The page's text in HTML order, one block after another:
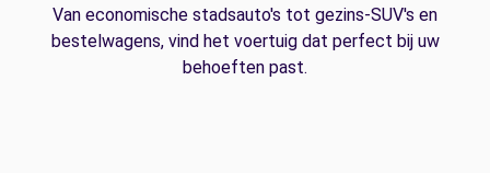
Van economische stadsauto's tot gezins-SUV's en
bestelwagens, vind het voertuig dat perfect bij uw
behoeften past.